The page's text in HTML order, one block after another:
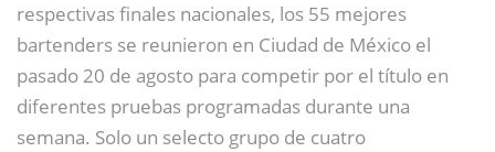
respectivas finales nacionales, los 55 mejores
bartenders se reunieron en Ciudad de México el
pasado 20 de agosto para competir por el título en
diferentes pruebas programadas durante una
semana. Solo un selecto grupo de cuatro